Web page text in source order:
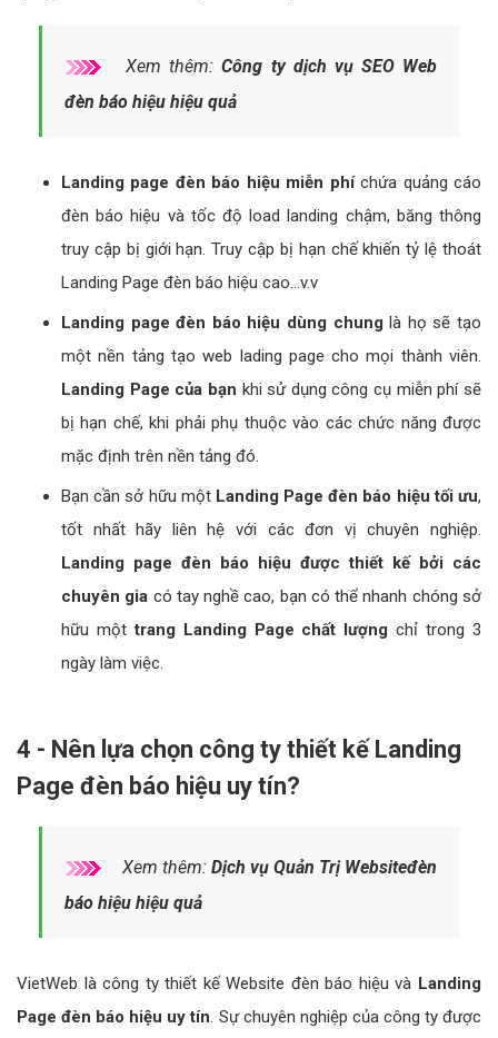
Xem thêm:Công ty dịch vụ SEO Web
đèn báo hiệu hiệu quả
Landing page đèn báo hiệu miễn phíchứa quảng cáo
đèn báo hiệu và tốc độ load landing chậm, băng thông
truy cập bị giới hạn. Truy cập bị hạn chế khiến tỷ lệ thoát
Landing Page đèn báo hiệu cao...v.v
Landing page đèn báo hiệu dùng chung là họ sẽ tạo
một nền tảng tạo web lading page cho mọi thành viên.
Landing Page của bạn khi sử dụng công cụ miễn phí sẽ
bị hạn chế, khi phải phụ thuộc vào các chức năng được
mặc định trên nền tảng đó.
Bạn cần sở hữu một Landing Page đèn báo hiệu tối ưu,
tốt nhất hãy liên hệ với các đơn vị chuyên nghiệp.
Landing page đèn báo hiệu được thiết kế bởi các
chuyên gia có tay nghề cao, bạn có thể nhanh chóng sở
hữu mộttrang Landing Page chất lượng chỉ trong 3
ngày làm việc.
4 - Nên lựa chọn công ty thiết kế Landing
Page đèn báo hiệu uy tín?
Xem thêm: Dịch vụ Quản Trị Websiteđèn
báo hiệu hiệu quả
VietWeb là công ty thiết kế Website đèn báo hiệu và Landing
Page đèn báo hiệu uy tín. Sự chuyên nghiệp của công ty được